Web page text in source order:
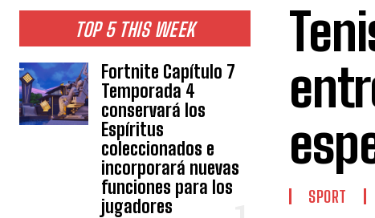
TOP 5 THIS WEEK
Fortnite Capítulo 7
Temporada 4
conservará los
Espíritus
coleccionados e
incorporará nuevas
funciones para los
jugadores
SPORT